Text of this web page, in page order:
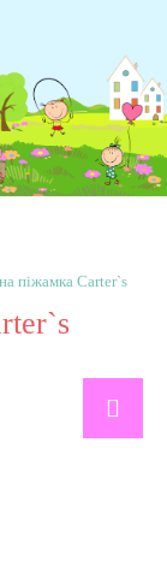
піжамка Carter`s